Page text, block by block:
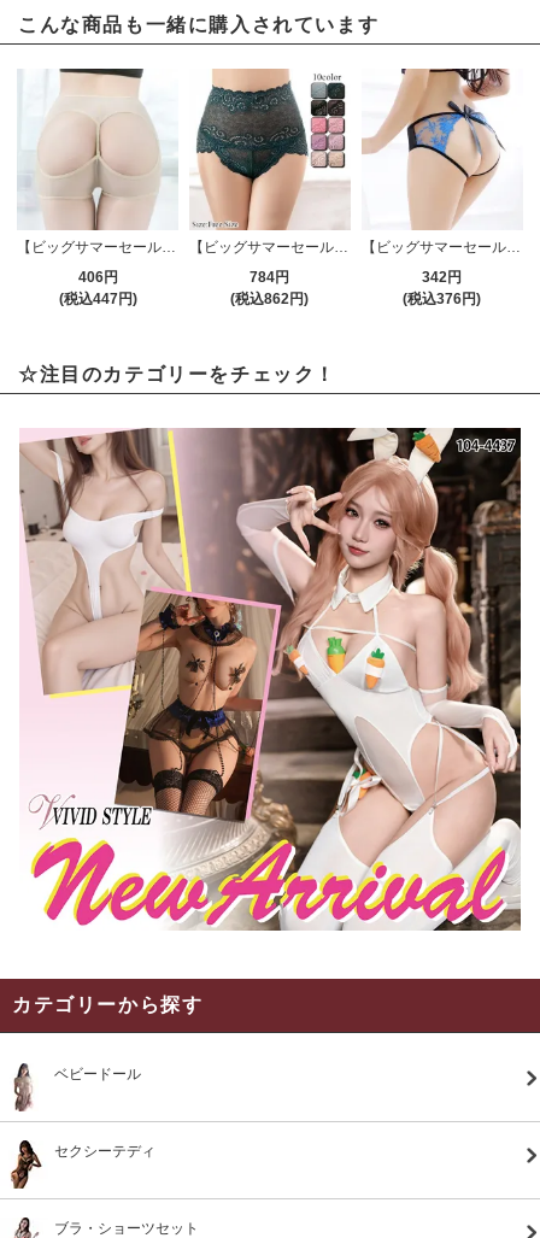
こんな商品も一緒に購入されています
【ビッグサマーセール対象品】Tバック・ショーツ(T-BACK・SHORTS) 384bg
406円
(税込447円)
【ビッグサマーセール対象品】Tバック・ショーツ(T-BACK・SHORTS) 551
784円
(税込862円)
【ビッグサマーセール対象品】Tバック・ショーツ(T-BACK・SHORTS) 375bl
342円
(税込376円)
☆注目のカテゴリーをチェック！
カテゴリーから探す
ベビードール
セクシーテディ
ブラ・ショーツセット